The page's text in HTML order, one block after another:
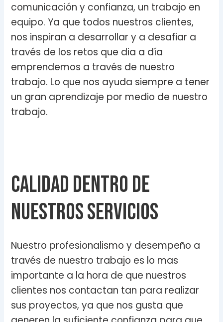
comunicación y confianza, un trabajo en
equipo. Ya que todos nuestros clientes,
nos inspiran a desarrollar y a desafiar a
través de los retos que dia a día
emprendemos a través de nuestro
trabajo. Lo que nos ayuda siempre a tener
un gran aprendizaje por medio de nuestro
trabajo.
Calidad dentro de
nuestros servicios
Nuestro profesionalismo y desempeño a
través de nuestro trabajo es lo mas
importante a la hora de que nuestros
clientes nos contactan tan para realizar
sus proyectos, ya que nos gusta que